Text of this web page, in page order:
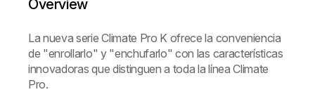
Overview
La nueva serie Climate Pro K ofrece la conveniencia
de "enrollarlo" y "enchufarlo" con las características
innovadoras que distinguen a toda la línea Climate
Pro.